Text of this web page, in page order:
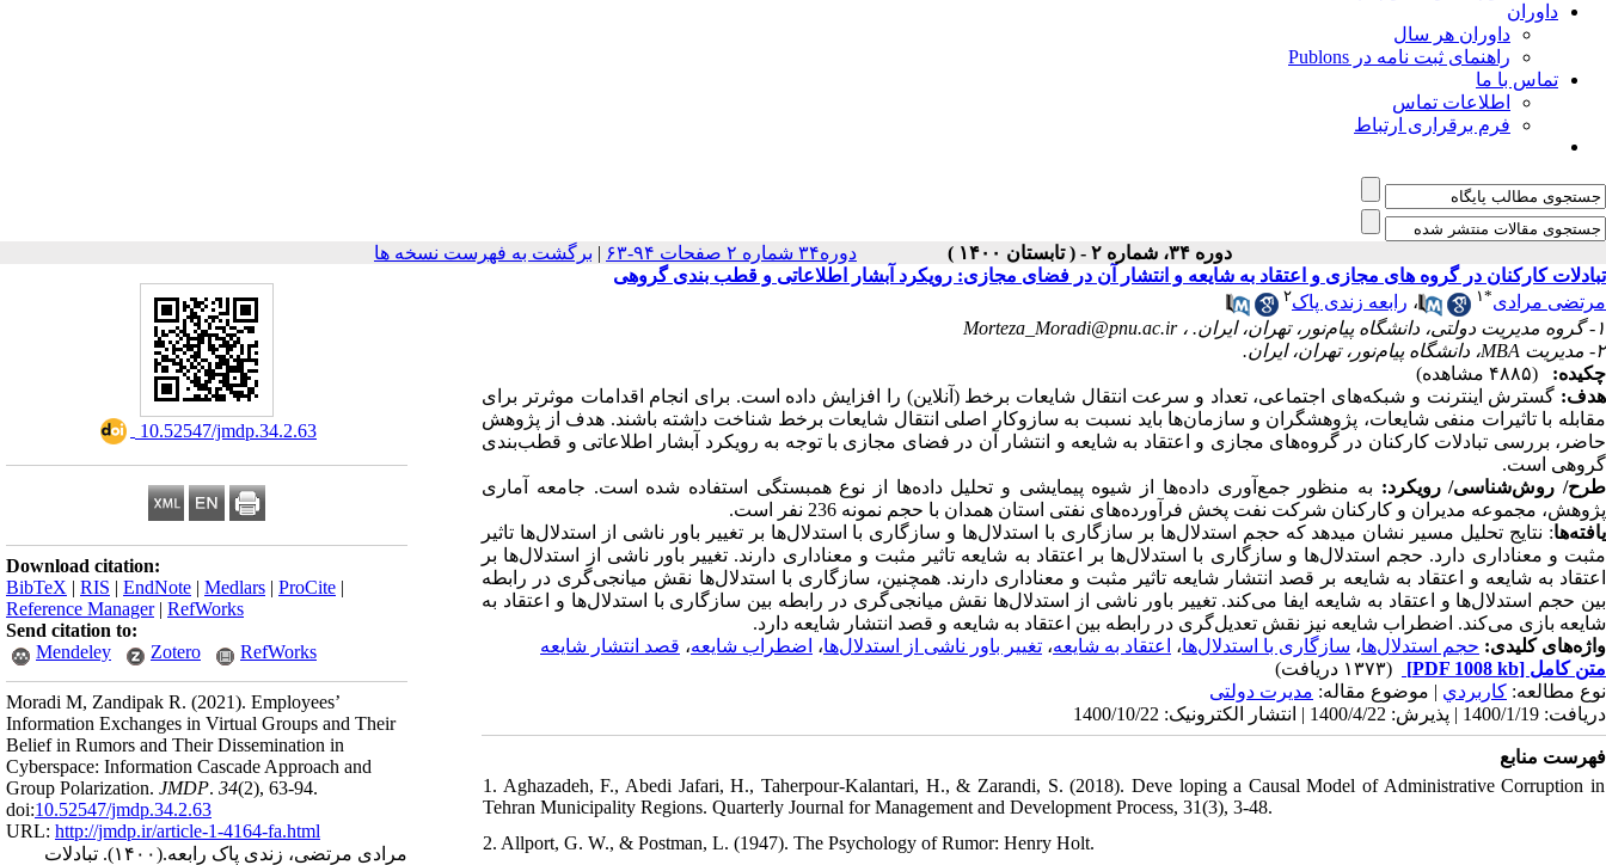
داوران
داوران هر سال
راهنمای ثبت نامه در Publons
تماس با ما
اطلاعات تماس
فرم برقراری ارتباط
دوره ۳۴، شماره ۲ - ( تابستان ۱۴۰۰ ) دوره۳۴ شماره ۲ صفحات ۹۴-۶۳ | برگشت به فهرست نسخه ها
‎ 10.52547/jmdp.34.2.63
Download citation:
BibTeX | RIS | EndNote | Medlars | ProCite |
Reference Manager| RefWorks
Send citation to:
Mendeley
Zotero RefWorks
Moradi M, Zandipak R. (2021). Employees’
Information Exchanges in Virtual Groups and Their
Belief in Rumors and Their Dissemination in
Cyberspace: Information Cascade Approach and
Group Polarization. JMDP. 34(2), 63-94.
doi:10.52547/jmdp.34.2.63
URL: http://jmdp.ir/article-1-4164-fa.html
مرادی مرتضی، زندی پاک رابعه.(۱۴۰۰).
تبادلات
تبادلات کارکنان در گروه های مجازی و اعتقاد به شایعه و انتشار آن در فضای مجازی: رویکرد آبشار اطلاعاتی و قطب بندی گروهی
مرتضی مرادی*۱ ، رابعه زندی پاک۲
۱- گروه مدیریت دولتی، دانشگاه پیام‌نور، تهران، ایران. ،
Morteza_Moradi@pnu.ac.ir
۲- مدیریت MBA، دانشگاه پیام‌نور، تهران، ایران.
چکیده:
(۴۸۸۵ مشاهده)
هدف: گسترش اینترنت و شبکه‌های اجتماعی، تعداد و سرعت انتقال شایعات برخط (آنلاین) را افزایش داده است. برای انجام اقدامات موثرتر برای
مقابله با تاثیرات منفی شایعات، پژوهشگران و سازمان‌ها باید نسبت به سازوکار اصلی انتقال شایعات برخط شناخت داشته باشند. هدف از پژوهش
حاضر، بررسی تبادلات کارکنان در گروه‌های مجازی و اعتقاد به شایعه و انتشار آن در فضای مجازی با توجه به رویکرد آبشار اطلاعاتی و قطب‌بندی
گروهی است.
طرح/ روش‌شناسی/ رویکرد: به منظور جمع‌آوری داده‌ها از شیوه پیمایشی و تحلیل داده‌ها از نوع همبستگی استفاده شده است. جامعه آماری
پژوهش، مجموعه مدیران و کارکنان شرکت نفت پخش فرآورده‌های نفتی استان همدان با حجم نمونه 236 نفر است.
یافته‌ها: نتایج تحلیل مسیر نشان می‏دهد که حجم استدلال‌ها بر سازگاری با استدلال‌ها و سازگاری با استدلال‌ها بر تغییر باور ناشی از استدلال‌ها تاثیر
مثبت و معناداری دارد. حجم استدلال‌ها و سازگاری با استدلال‌ها بر اعتقاد به شایعه تاثیر مثبت و معناداری دارند. تغییر باور ناشی از استدلال‌ها بر
اعتقاد به شایعه و اعتقاد به شایعه بر قصد انتشار شایعه تاثیر مثبت و معناداری دارند. همچنین، سازگاری با استدلال‌ها نقش میانجی‌گری در رابطه
بین حجم استدلال‌ها و اعتقاد به شایعه ایفا می‌کند. تغییر باور ناشی از استدلال‌ها نقش میانجی‌گری در رابطه بین سازگاری با استدلال‌ها و اعتقاد به
شایعه بازی می‌کند. اضطراب شایعه نیز نقش تعدیل‌گری در رابطه بین اعتقاد به شایعه و قصد انتشار شایعه دارد.
واژه‌های کلیدی: حجم استدلال‌ها، سازگاری با استدلال‌ها، اعتقاد به شایعه، تغییر باور ناشی از استدلال‌ها، اضطراب شایعه، قصد انتشار شایعه
متن کامل [PDF 1008 kb]
(۱۳۷۳ دریافت)
نوع مطالعه: كاربردي | موضوع مقاله: مدیرت دولتی
دریافت: 1400/1/19 | پذیرش: 1400/4/22 | انتشار الکترونیک: 1400/10/22
فهرست منابع
1. Aghazadeh, F., Abedi Jafari, H., Taherpour-Kalantari, H., & Zarandi, S. (2018). Deve loping a Causal Model of Administrative Corruption in
Tehran Municipality Regions. Quarterly Journal for Management and Development Process, 31(3), 3-48.
2. Allport, G. W., & Postman, L. (1947). The Psychology of Rumor: Henry Holt.